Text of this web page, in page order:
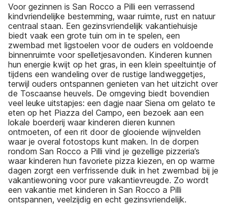
Voor gezinnen is San Rocco a Pilli een verrassend
kindvriendelijke bestemming, waar ruimte, rust en natuur
centraal staan. Een gezinsvriendelijk vakantiehuisje
biedt vaak een grote tuin om in te spelen, een
zwembad met ligstoelen voor de ouders en voldoende
binnenruimte voor spelletjesavonden. Kinderen kunnen
hun energie kwijt op het gras, in een klein speeltuintje of
tijdens een wandeling over de rustige landweggetjes,
terwijl ouders ontspannen genieten van het uitzicht over
de Toscaanse heuvels. De omgeving biedt bovendien
veel leuke uitstapjes: een dagje naar Siena om gelato te
eten op het Piazza del Campo, een bezoek aan een
lokale boerderij waar kinderen dieren kunnen
ontmoeten, of een rit door de glooiende wijnvelden
waar je overal fotostops kunt maken. In de dorpen
rondom San Rocco a Pilli vind je gezellige pizzeria’s
waar kinderen hun favoriete pizza kiezen, en op warme
dagen zorgt een verfrissende duik in het zwembad bij je
vakantiewoning voor pure vakantievreugde. Zo wordt
een vakantie met kinderen in San Rocco a Pilli
ontspannen, veelzijdig en echt gezinsvriendelijk.